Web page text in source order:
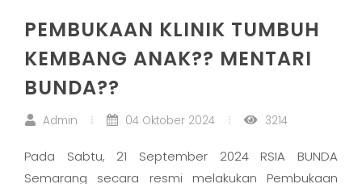
PEMBUKAAN KLINIK TUMBUH
KEMBANG ANAK?? MENTARI
BUNDA??
Admin 04 Oktober 2024 3214
Pada Sabtu, 21 September 2024 RSIA BUNDA
Semarang secara resmi melakukan Pembukaan